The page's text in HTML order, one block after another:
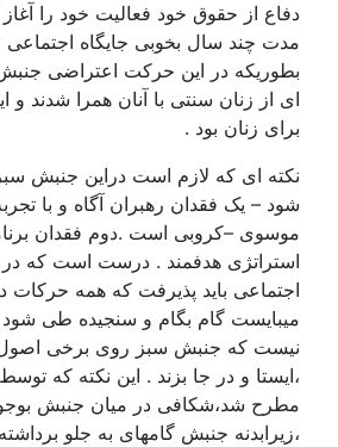
دفاع از حقوق خود فعالیت خود را آغاز
مدت چند سال بخوبی جایگاه اجتماعی
بطوریکه در این حرکت اعتراضی
ای از زنان سنتی با آنان همرا شدند و
برای زنان بود .
نکته ای که لازم است دراین جنبش
شود – یک فقدان رهبران آگاه و با
موسوی –کروبی است .دوم فقدان
استراتژی هدفمند . درست است که در
اجتماعی باید پذیرفت که همه حرکات
میبایست گام بگام و سنجیده طی شود
نیست که جنبش سبز روی برخی
،ایستا و در جا بزند . این نکته که
مطرح شد،شکافی در میان جنبش
،زیرابدنه جنبش گامهای به جلو